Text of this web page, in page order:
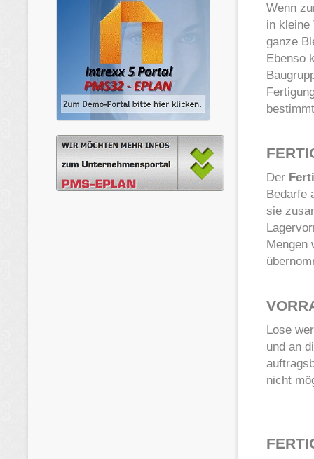
Wenn
in kleine
ganze
Ebenso
Der
Bedarfe
sie
Mengen
Lose
und an
nicht